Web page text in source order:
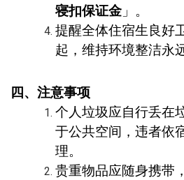
寝扣保证金 」。
提醒全体住宿生良好
起，维持环境整洁永
四、注意事项
个人垃圾应自行丢在
于公共空间，违者依
理。
贵重物品应随身携带